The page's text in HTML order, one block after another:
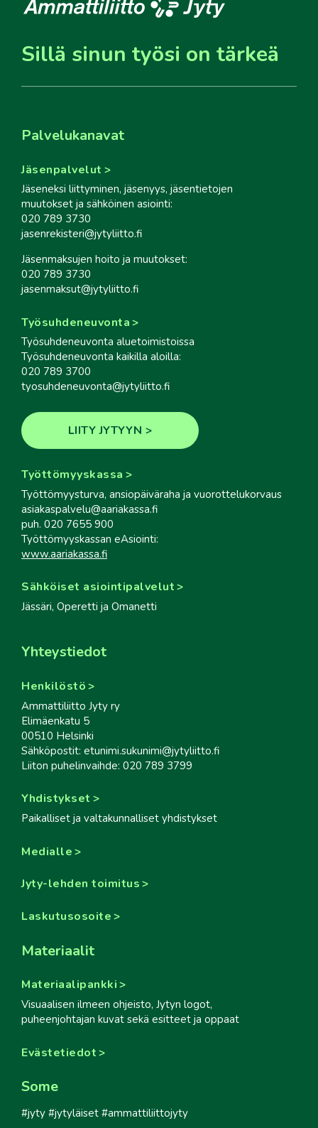
Sillä sinun työsi on tärkeä
Palvelukanavat
Jäsenpalvelut
Jäseneksi liittyminen, jäsenyys, jäsentietojen
muutokset ja sähköinen asiointi:
020 789 3730
jasenrekisteri@jytyliitto.fi
Jäsenmaksujen hoito ja muutokset:
020 789 3730
jasenmaksut@jytyliitto.fi
Työsuhdeneuvonta
Työsuhdeneuvonta aluetoimistoissa
Työsuhdeneuvonta kaikilla aloilla:
020 789 3700
tyosuhdeneuvonta@jytyliitto.fi
LIITY JYTYYN
Työttömyyskassa
Työttömyysturva, ansiopäiväraha ja vuorottelukorvaus
asiakaspalvelu@aariakassa.fi
puh. 020 7655 900
Työttömyyskassan eAsiointi:
www.aariakassa.fi
Sähköiset asiointipalvelut
Jässäri, Operetti ja Omanetti
Yhteystiedot
Henkilöstö
Ammattiliitto Jyty ry
Elimäenkatu 5
00510 Helsinki
Sähköpostit: etunimi.sukunimi@jytyliitto.fi
Liiton puhelinvaihde: 020 789 3799
Yhdistykset
Paikalliset ja valtakunnalliset yhdistykset
Medialle
Jyty-lehden toimitus
Laskutusosoite
Materiaalit
Materiaalipankki
Visuaalisen ilmeen ohjeisto, Jytyn logot,
puheenjohtajan kuvat sekä esitteet ja oppaat
Evästetiedot
Some
#jyty #jytyläiset #ammattiliittojyty